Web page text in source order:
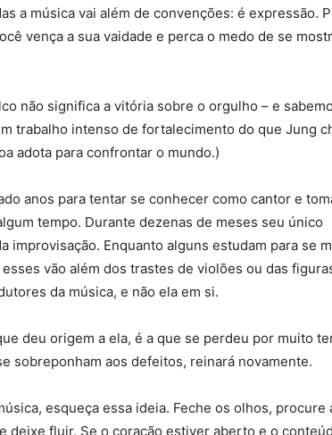
a música vai além de convenções: é expressão.
vença a sua vaidade e perca o medo de se
não significa a vitória sobre o orgulho – e
trabalho intenso de fortalecimento do que Jung
adota para confrontar o mundo.)
anos para tentar se conhecer como cantor e
tempo. Durante dezenas de meses seu único
improvisação. Enquanto alguns estudam para se
vão além dos trastes de violões ou das
da música, e não ela em si.
deu origem a ela, é a que se perdeu por muito
sobreponham aos defeitos, reinará novamente.
esqueça essa ideia. Feche os olhos, procure
deixe fluir. Se o coração estiver aberto e o